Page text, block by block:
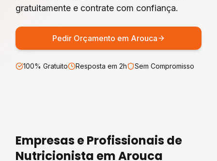
gratuitamente e contrate com confiança.
Pedir Orçamento em Arouca
100% Gratuito Resposta em 2h Sem Compromisso
Empresas e Profissionais de
Nutricionista emArouca